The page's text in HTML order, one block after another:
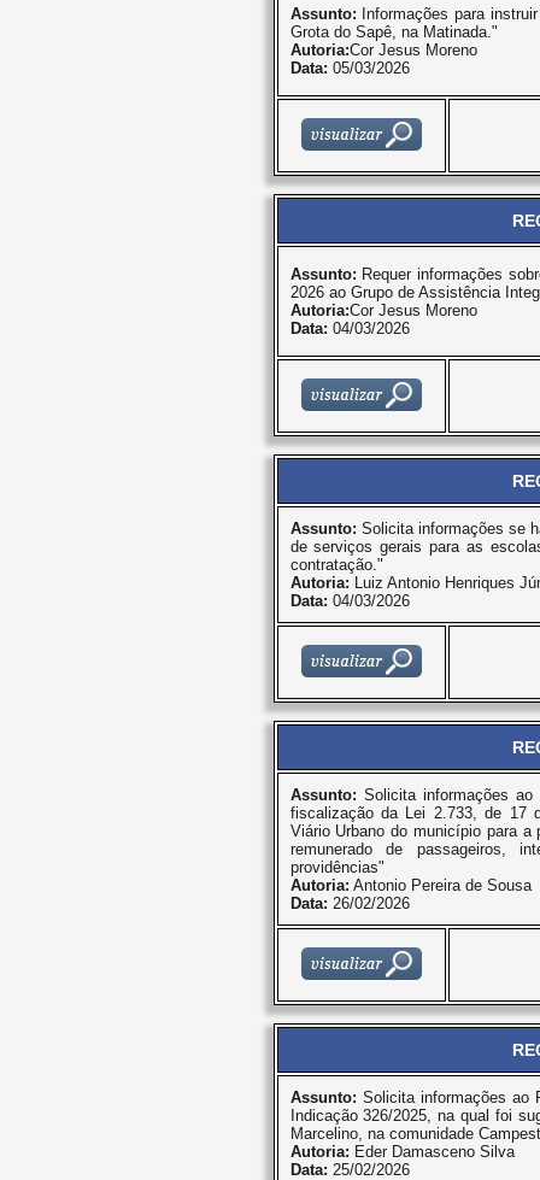
Assunto: Informações para
Grota do Sapê, na Matinada."
Autoria:Cor Jesus Moreno
Data: 05/03/2026
Assunto: Requer informações
2026 ao Grupo de Assistência
Autoria:Cor Jesus Moreno
Data: 04/03/2026
Assunto: Solicita informações se
de serviços gerais para as
contratação."
Autoria: Luiz Antonio Henriques
Data: 04/03/2026
Assunto: Solicita informações
fiscalização da Lei 2.733, de 17
Viário Urbano do município para
remunerado de passageiros,
providências"
Autoria: Antonio Pereira de Sousa
Data: 26/02/2026
Assunto: Solicita informações ao
Indicação 326/2025, na qual foi
Marcelino, na comunidade
Autoria: Eder Damasceno Silva
Data: 25/02/2026